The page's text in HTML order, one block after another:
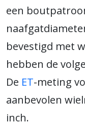
een
bevestigd met
hebben de
De ET-meting
aanbevolen
inch.